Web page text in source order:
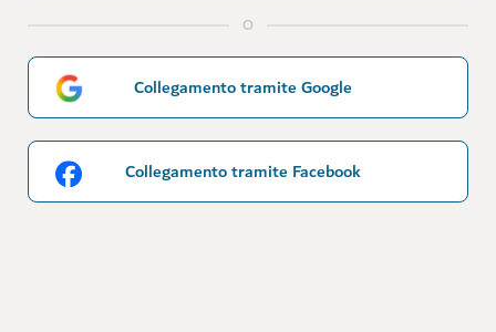
O
Collegamento tramite Google
Collegamento tramite Facebook